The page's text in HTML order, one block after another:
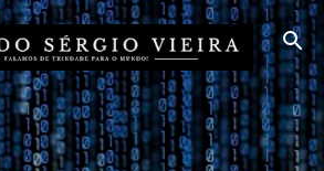
para o conteúdo principal